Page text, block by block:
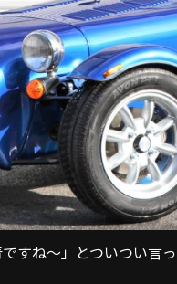
すね～」とついつい言